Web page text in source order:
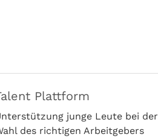
Plattform
junge Leute bei der
des richtigen Arbeitgebers